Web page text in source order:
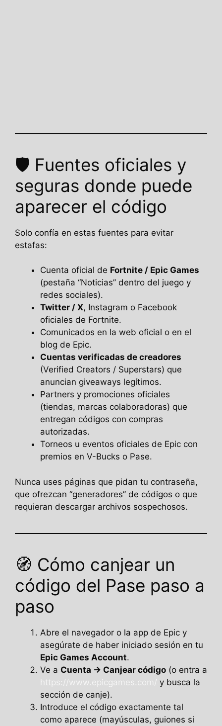
🛡️ Fuentes oficiales y
seguras donde puede
aparecer el código
Solo confía en estas fuentes para evitar
estafas:
Cuenta oficial de Fortnite / Epic Games
(pestaña “Noticias” dentro del juego y
redes sociales).
Twitter / X, Instagram o Facebook
oficiales de Fortnite.
Comunicados en la web oficial o en el
blog de Epic.
Cuentas verificadas de creadores
(Verified Creators / Superstars) que
anuncian giveaways legítimos.
Partners y promociones oficiales
(tiendas, marcas colaboradoras) que
entregan códigos con compras
autorizadas.
Torneos u eventos oficiales de Epic con
premios en V-Bucks o Pase.
Nunca uses páginas que pidan tu contraseña,
que ofrezcan “generadores” de códigos o que
requieran descargar archivos sospechosos.
🧭 Cómo canjear un
código del Pase paso a
paso
Abre el navegador o la app de Epic y
asegúrate de haber iniciado sesión en tu
Epic Games Account.
Ve a Cuenta → Canjear código (o entra a
https://www.epicgames.com/ y busca la
sección de canje).
Introduce el código exactamente tal
como aparece (mayúsculas, guiones si